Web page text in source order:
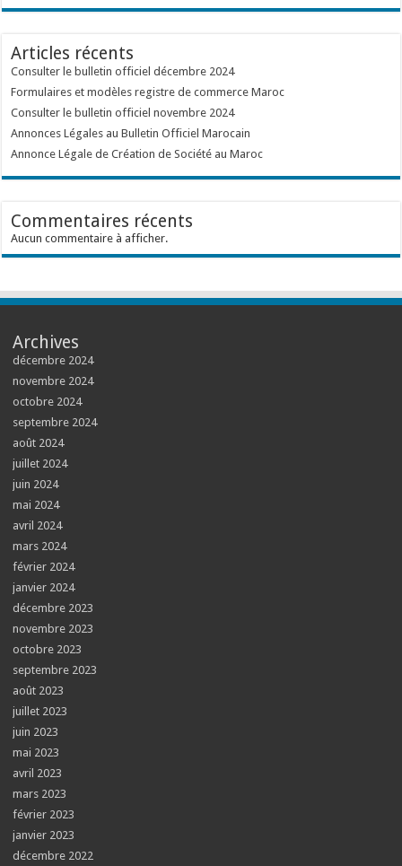
Articles récents
Consulter le bulletin officiel décembre 2024
Formulaires et modèles registre de commerce Maroc
Consulter le bulletin officiel novembre 2024
Annonces Légales au Bulletin Officiel Marocain
Annonce Légale de Création de Société au Maroc
Commentaires récents
Aucun commentaire à afficher.
Archives
décembre 2024
novembre 2024
octobre 2024
septembre 2024
août 2024
juillet 2024
juin 2024
mai 2024
avril 2024
mars 2024
février 2024
janvier 2024
décembre 2023
novembre 2023
octobre 2023
septembre 2023
août 2023
juillet 2023
juin 2023
mai 2023
avril 2023
mars 2023
février 2023
janvier 2023
décembre 2022